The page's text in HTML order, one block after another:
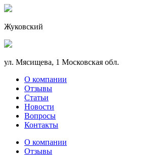
Жуковский
ул. Мясищева, 1 Московская обл.
О компании
Отзывы
Статьи
Новости
Вопросы
Контакты
О компании
Отзывы